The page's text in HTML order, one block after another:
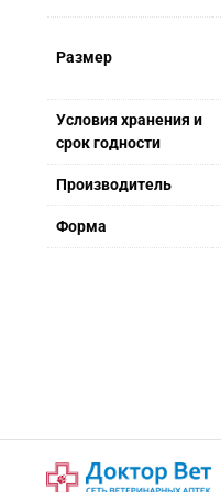
Размер
Условия хранения и
срок годности
Производитель
Форма